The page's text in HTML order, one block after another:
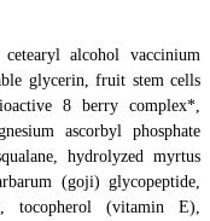
alcohol vaccinium
glycerin, fruit stem cells
8 berry complex*,
ascorbyl phosphate
hydrolyzed myrtus
(goji) glycopeptide,
tocopherol (vitamin E),